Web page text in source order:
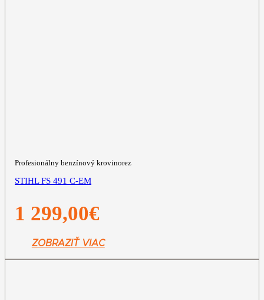
Profesionálny benzínový krovinorez
STIHL FS 491 C-EM
1 299,00€
ZOBRAZIŤ VIAC